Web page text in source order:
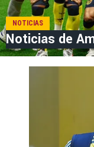
NOTICIAS
Noticias de